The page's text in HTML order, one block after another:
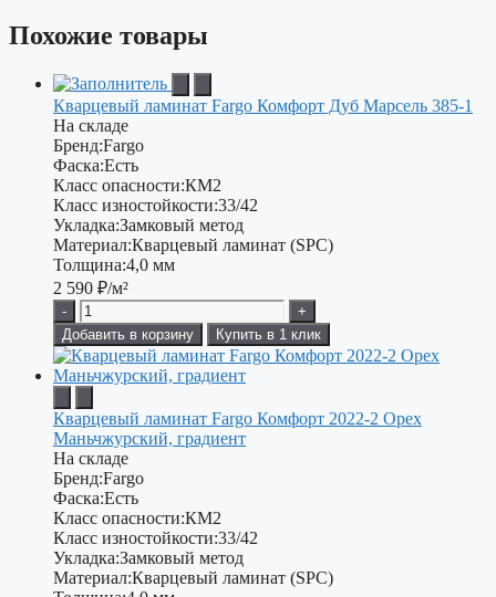
Похожие товары
Кварцевый ламинат Fargo Комфорт Дуб Марсель 385-1
На складе
Бренд:Fargo
Фаска:Есть
Класс опасности:КМ2
Класс изностойкости:33/42
Укладка:Замковый метод
Материал:Кварцевый ламинат (SPC)
Толщина:4,0 мм
2 590 ₽/м²
-
+
Добавить в корзину
Купить в 1 клик
Кварцевый ламинат Fargo Комфорт 2022-2 Орех
Маньчжурский, градиент
На складе
Бренд:Fargo
Фаска:Есть
Класс опасности:КМ2
Класс изностойкости:33/42
Укладка:Замковый метод
Материал:Кварцевый ламинат (SPC)